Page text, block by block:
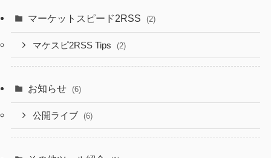
マーケットスピード2RSS (2)
マケスピ2RSS Tips (2)
お知らせ (6)
公開ライブ (6)